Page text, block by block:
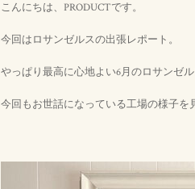
こんにちは、PRODUCTです。
今回はロサンゼルスの出張レポート。
やっぱり最高に心地よい6月のロサンゼル
今回もお世話になっている工場の様子を